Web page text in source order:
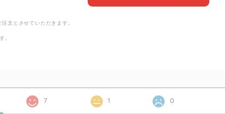
文とさせていただきます。
。
7 1 0